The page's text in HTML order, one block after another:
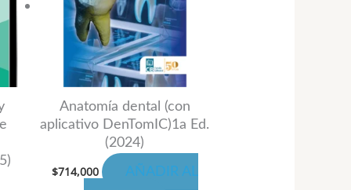
Anatomía dental (con
aplicativo DenTomIC)1a Ed.
(2024)
$714,000
AÑADIR AL